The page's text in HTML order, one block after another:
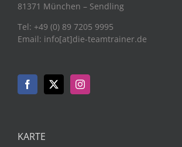
81371 München – Sendling
Tel: +49 (0) 89 7205 9995
Email: info[at]die-teamtrainer.de
KARTE